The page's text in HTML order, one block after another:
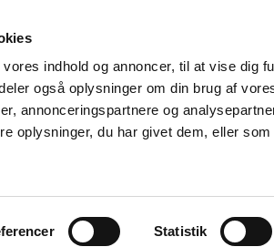
indhold og annoncer, til at vise dig
også oplysninger om din brug af
annonceringspartnere og
oplysninger, du har givet dem, eller
Statistik
Nyheder Om
Tilskud og
Apoteker
og priser Tilskud til medicin